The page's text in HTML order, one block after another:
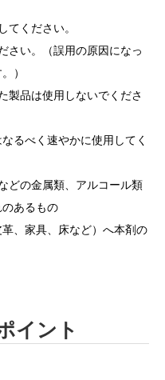
てください。
さい。（誤用の原因になっ
）
製品は使用しないでくださ
るべく速やかに使用してく
どの金属類、アルコール類
あるもの
、家具、床など）へ本剤の
イント